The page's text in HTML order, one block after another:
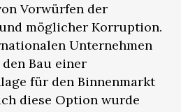
Vorwürfen der
möglicher Korruption.
Unternehmen
Bau einer
für den Binnenmarkt
diese Option wurde